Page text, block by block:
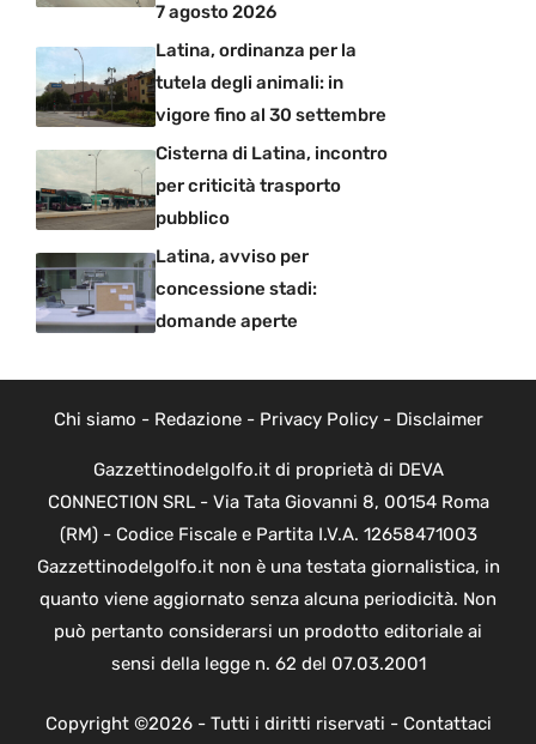
7 agosto 2026
Latina, ordinanza per la
tutela degli animali: in
vigore fino al 30 settembre
Cisterna di Latina, incontro
per criticità trasporto
pubblico
Latina, avviso per
concessione stadi:
domande aperte
Chi siamo - Redazione- Privacy Policy- Disclaimer
Gazzettinodelgolfo.it di proprietà di DEVA
CONNECTION SRL - Via Tata Giovanni 8, 00154 Roma
(RM) - Codice Fiscale e Partita I.V.A. 12658471003
Gazzettinodelgolfo.it non è una testata giornalistica, in
quanto viene aggiornato senza alcuna periodicità. Non
può pertanto considerarsi un prodotto editoriale ai
sensi della legge n. 62 del 07.03.2001
Copyright ©2026 - Tutti i diritti riservati - Contattaci